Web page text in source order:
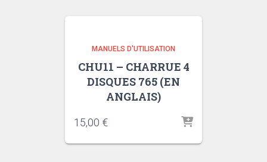
MANUELS D'UTILISATION
CHU11 – CHARRUE 4
DISQUES 765 (EN
ANGLAIS)
15,00 €